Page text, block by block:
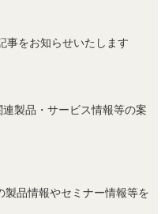
事をお知らせいたします
製品・サービス情報等の案
品情報やセミナー情報等を